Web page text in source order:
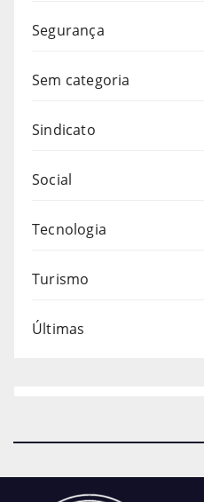
Segurança
Sem categoria
Sindicato
Social
Tecnologia
Turismo
Últimas